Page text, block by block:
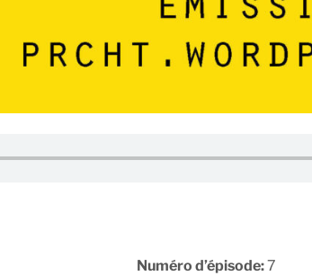
Numéro d’épisode:7